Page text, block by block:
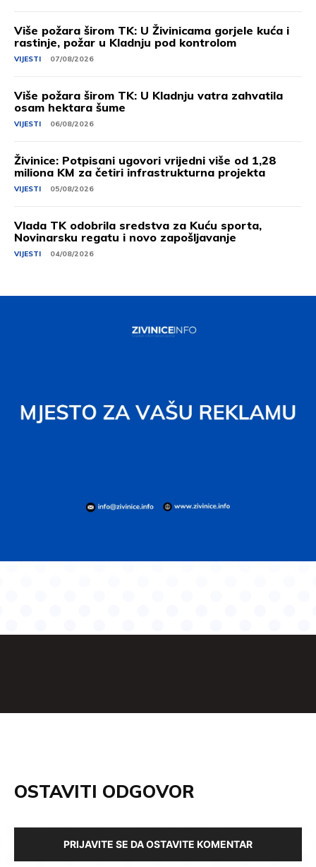
Više požara širom TK: U Živinicama gorjele kuća i
rastinje, požar u Kladnju pod kontrolom
VIJESTI 07/08/2026
Više požara širom TK: U Kladnju vatra zahvatila
osam hektara šume
VIJESTI 06/08/2026
Živinice: Potpisani ugovori vrijedni više od 1,28
miliona KM za četiri infrastrukturna projekta
VIJESTI 05/08/2026
Vlada TK odobrila sredstva za Kuću sporta,
Novinarsku regatu i novo zapošljavanje
VIJESTI 04/08/2026
OSTAVITI ODGOVOR
PRIJAVITE SE DA OSTAVITE KOMENTAR